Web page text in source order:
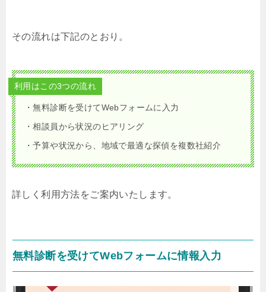
その流れは下記のとおり。
利用はこの3つの流れ
・無料診断を受けてWebフォームに入力
・相談員から状況のヒアリング
・予算や状況から、地域で最適な探偵を複数社紹介
詳しく利用方法をご案内いたします。
無料診断を受けてWebフォームに情報入力